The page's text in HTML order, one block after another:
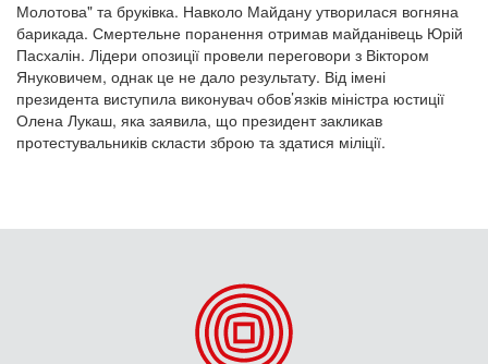
Молотова" та бруківка. Навколо Майдану утворилася вогняна
барикада. Смертельне поранення отримав майданівець Юрій
Пасхалін. Лідери опозиції провели переговори з Віктором
Януковичем, однак це не дало результату. Від імені
президента виступила виконувач обов’язків міністра юстиції
Олена Лукаш, яка заявила, що президент закликав
протестувальників скласти зброю та здатися міліції.